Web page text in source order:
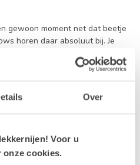
Over
Voor u
cookies.
gewoon moment net dat beetje
horen daar absoluut bij. Je
tussendoor. Door hun zachte
goed. Een doosje
wil verrassen zonder te
tabletten, confiserie of